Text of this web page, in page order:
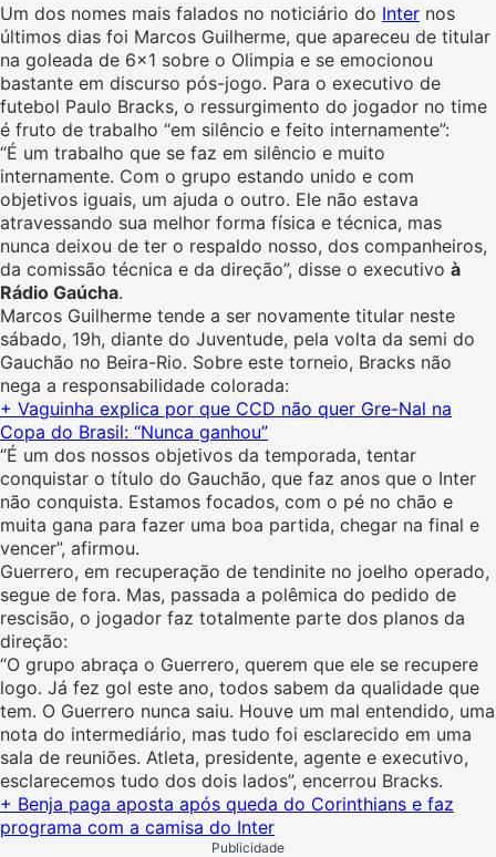
Um dos nomes mais falados no noticiário do Inter nos
últimos dias foi Marcos Guilherme, que apareceu de titular
na goleada de 6×1 sobre o Olimpia e se emocionou
bastante em discurso pós-jogo. Para o executivo de
futebol Paulo Bracks, o ressurgimento do jogador no time
é fruto de trabalho “em silêncio e feito internamente”:
“É um trabalho que se faz em silêncio e muito
internamente. Com o grupo estando unido e com
objetivos iguais, um ajuda o outro. Ele não estava
atravessando sua melhor forma física e técnica, mas
nunca deixou de ter o respaldo nosso, dos companheiros,
da comissão técnica e da direção”, disse o executivo à
Rádio Gaúcha.
Marcos Guilherme tende a ser novamente titular neste
sábado, 19h, diante do Juventude, pela volta da semi do
Gauchão no Beira-Rio. Sobre este torneio, Bracks não
nega a responsabilidade colorada:
+ Vaguinha explica por que CCD não quer Gre-Nal na
Copa do Brasil: “Nunca ganhou”
“É um dos nossos objetivos da temporada, tentar
conquistar o título do Gauchão, que faz anos que o Inter
não conquista. Estamos focados, com o pé no chão e
muita gana para fazer uma boa partida, chegar na final e
vencer”, afirmou.
Guerrero, em recuperação de tendinite no joelho operado,
segue de fora. Mas, passada a polêmica do pedido de
rescisão, o jogador faz totalmente parte dos planos da
direção:
“O grupo abraça o Guerrero, querem que ele se recupere
logo. Já fez gol este ano, todos sabem da qualidade que
tem. O Guerrero nunca saiu. Houve um mal entendido, uma
nota do intermediário, mas tudo foi esclarecido em uma
sala de reuniões. Atleta, presidente, agente e executivo,
esclarecemos tudo dos dois lados”, encerrou Bracks.
+ Benja paga aposta após queda do Corinthians e faz
programa com a camisa do Inter
Publicidade